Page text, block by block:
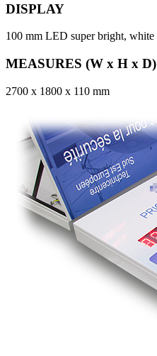
DISPLAY
100 mm LED super bright, white
MEASURES (W x H x D)
2700 x 1800 x 110 mm